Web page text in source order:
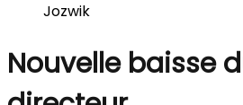
Jozwik
Nouvelle baisse